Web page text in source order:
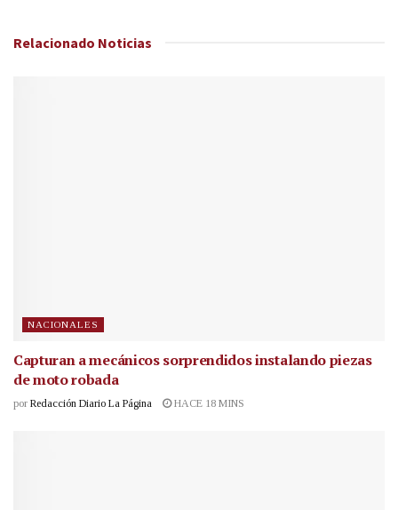
Relacionado Noticias
NACIONALES
Capturan a mecánicos sorprendidos instalando piezas
de moto robada
por Redacción Diario La Página HACE 18 MINS